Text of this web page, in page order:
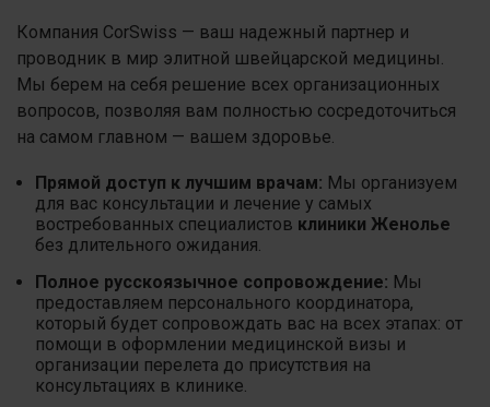
Компания CorSwiss — ваш надежный партнер и
проводник в мир элитной швейцарской медицины.
Мы берем на себя решение всех организационных
вопросов, позволяя вам полностью сосредоточиться
на самом главном — вашем здоровье.
Прямой доступ к лучшим врачам: Мы организуем
для вас консультации и лечение у самых
востребованных специалистов клиники Женолье
без длительного ожидания.
Полное русскоязычное сопровождение: Мы
предоставляем персонального координатора,
который будет сопровождать вас на всех этапах: от
помощи в оформлении медицинской визы и
организации перелета до присутствия на
консультациях в клинике.